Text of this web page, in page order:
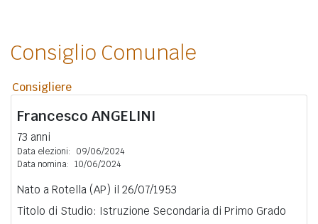
Consiglio Comunale
Consigliere
Francesco ANGELINI
73 anni
Data elezioni:
09/06/2024
Data nomina: 10/06/2024
Nato a Rotella (AP) il 26/07/1953
Titolo di Studio: Istruzione Secondaria di Primo Grado